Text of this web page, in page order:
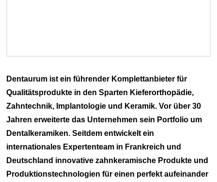
Dentaurum ist ein führender Komplettanbieter für
Qualitätsprodukte in den Sparten Kieferorthopädie,
Zahntechnik, Implantologie und Keramik. Vor über 30
Jahren erweiterte das Unternehmen sein Portfolio um
Dentalkeramiken. Seitdem entwickelt ein
internationales Expertenteam in Frankreich und
Deutschland innovative zahnkeramische Produkte und
Produktionstechnologien für einen perfekt aufeinander